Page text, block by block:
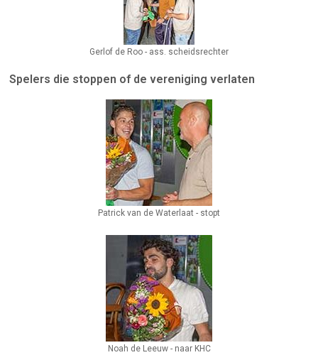
Gerlof de Roo - ass. scheidsrechter
Spelers die stoppen of de vereniging verlaten
Patrick van de Waterlaat - stopt
Noah de Leeuw - naar KHC